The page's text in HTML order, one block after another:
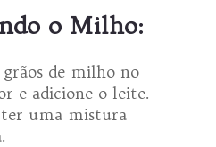
o Milho:
grãos de milho no
e adicione o leite.
uma mistura